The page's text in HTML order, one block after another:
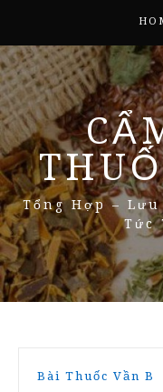
Tổng Hợp –
Tức
Bài Thuốc Vần B